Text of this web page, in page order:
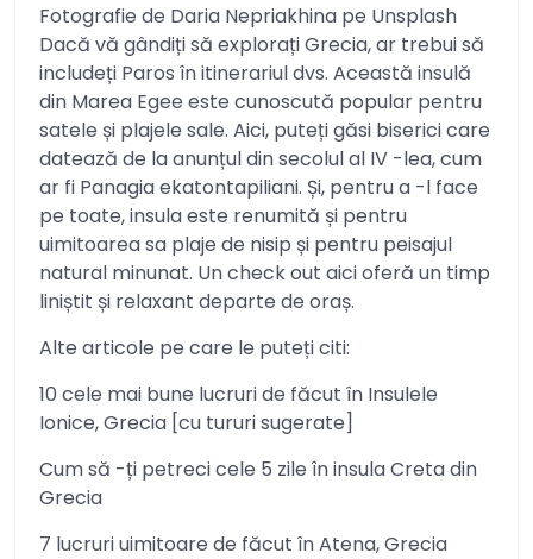
Fotografie de Daria Nepriakhina pe Unsplash
Dacă vă gândiți să explorați Grecia, ar trebui să
includeți Paros în itinerariul dvs. Această insulă
din Marea Egee este cunoscută popular pentru
satele și plajele sale. Aici, puteți găsi biserici care
datează de la anunțul din secolul al IV -lea, cum
ar fi Panagia ekatontapiliani. Și, pentru a -l face
pe toate, insula este renumită și pentru
uimitoarea sa plaje de nisip și pentru peisajul
natural minunat. Un check out aici oferă un timp
liniștit și relaxant departe de oraș.
Alte articole pe care le puteți citi:
10 cele mai bune lucruri de făcut în Insulele
Ionice, Grecia [cu tururi sugerate]
Cum să -ți petreci cele 5 zile în insula Creta din
Grecia
7 lucruri uimitoare de făcut în Atena, Grecia